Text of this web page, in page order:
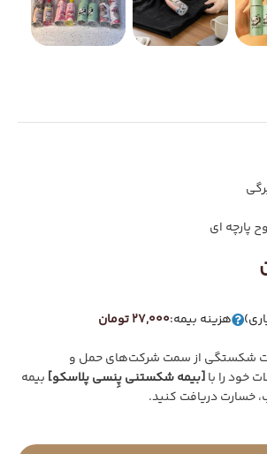
پارچه ای
شکستگی از سمت شرکت‌های حمل و
خود را با[بیمه شکستنی پِنسی پلاسکو] بیمه
خسارت دریافت کنید.
هزینه بیمه:27,000 تومان